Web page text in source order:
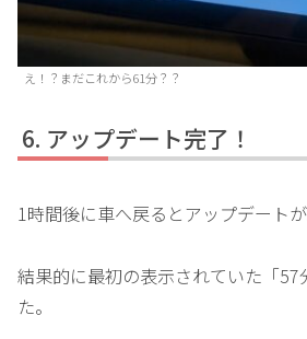
え！？まだこれから61分？？
アップデート完了！
1時間後に車へ戻るとアップデート
結果的に最初の表示されていた「57
た。